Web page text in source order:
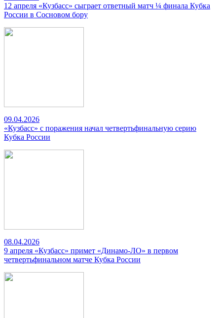
12 апреля «Кузбасс» сыграет ответный матч ¼ финала Кубка
России в Сосновом бору
09.04.2026
«Кузбасс» с поражения начал четвертьфинальную серию
Кубка России
08.04.2026
9 апреля «Кузбасс» примет «Динамо-ЛО» в первом
четвертьфинальном матче Кубка России